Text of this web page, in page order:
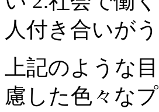
上記のような
慮した色々な